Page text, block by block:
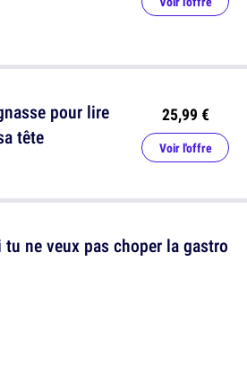
ne veux pas choper la gastro
pour lire
tête
25,99 €
Voir l'offre